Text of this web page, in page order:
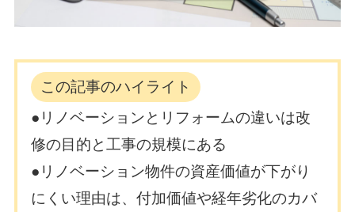
この記事のハイライト
●リノベーションとリフォームの違いは改
修の目的と工事の規模にある
●リノベーション物件の資産価値が下がり
にくい理由は、付加価値や経年劣化のカバ